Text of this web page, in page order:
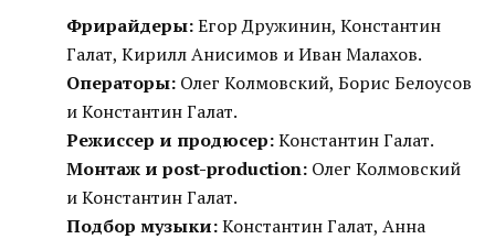
Фрирайдеры:Егор Дружинин, Константин
Галат, Кирилл Анисимов и Иван Малахов.
Операторы: Олег Колмовский, Борис Белоусов
и Константин Галат.
Режиссер и продюсер:Константин Галат.
Монтаж и post-production: Олег Колмовский
и Константин Галат.
Подбор музыки:Константин Галат, Анна